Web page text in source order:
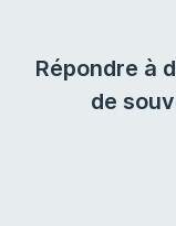
Répondre à
de